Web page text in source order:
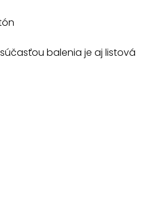
balenia je aj listová